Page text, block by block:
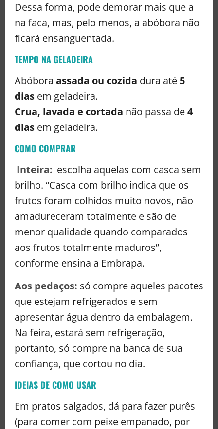
Dessa forma, pode demorar mais que a
na faca, mas, pelo menos, a abóbora não
ficará ensanguentada.
TEMPO NA GELADEIRA
Abóbora assada ou cozida dura até 5
dias em geladeira.
Crua, lavada e cortada não passa de4
dias em geladeira.
COMO COMPRAR
Inteira: escolha aquelas com casca sem
brilho. “Casca com brilho indica que os
frutos foram colhidos muito novos, não
amadureceram totalmente e são de
menor qualidade quando comparados
aos frutos totalmente maduros”,
conforme ensina a Embrapa.
Aos pedaços: só compre aqueles pacotes
que estejam refrigerados e sem
apresentar água dentro da embalagem.
Na feira, estará sem refrigeração,
portanto, só compre na banca de sua
confiança, que cortou no dia.
IDEIAS DE COMO USAR
Em pratos salgados, dá para fazer purês
(para comer com peixe empanado, por